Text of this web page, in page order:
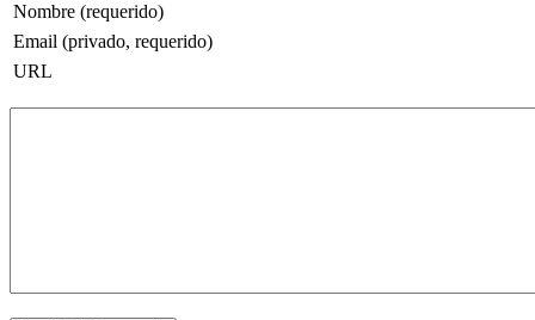
Nombre (requerido)
Email (privado, requerido)
URL